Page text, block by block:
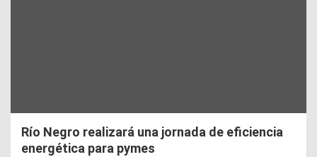
Río Negro realizará una jornada de eficiencia
energética para pymes